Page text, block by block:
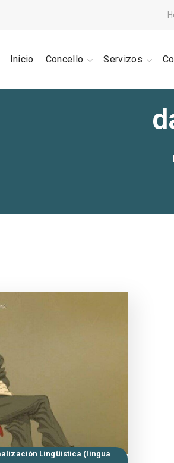
Inicio Concello Servizos
Lingüística (lingua